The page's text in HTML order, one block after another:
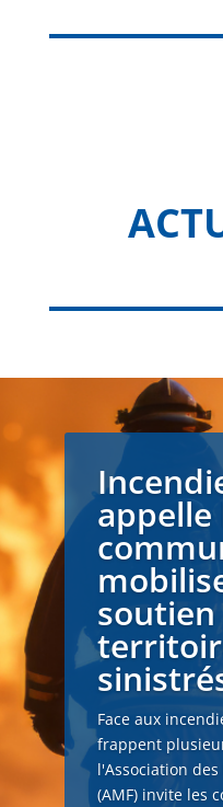
appelle
Face aux
frappent
l'Association
(AMF) invite les